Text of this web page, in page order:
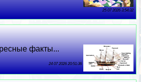
25 07 2026 3:54:32
факты...
24 07 2026 20:51:36